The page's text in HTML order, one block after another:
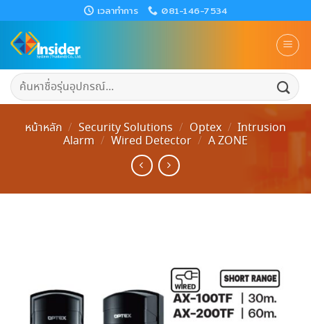
to
content
เวลาทำการ 081-146-7534
ค้นหา:
หน้าหลัก / Security Solutions / Optex / Intrusion
Alarm / Wired Detector / A ZONE